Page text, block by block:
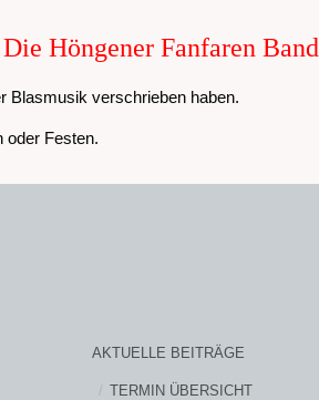
Die Höngener Fanfaren Band
Blasmusik verschrieben haben.
oder Festen.
AKTUELLE BEITRÄGE
TERMIN ÜBERSICHT